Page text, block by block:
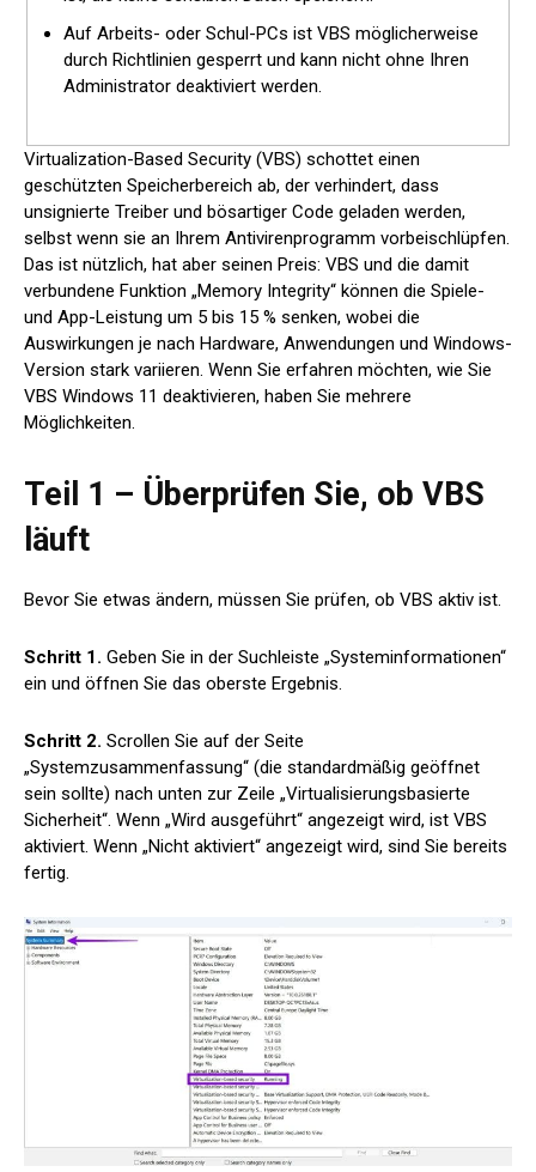
Auf Arbeits- oder Schul-PCs ist VBS möglicherweise
durch Richtlinien gesperrt und kann nicht ohne Ihren
Administrator deaktiviert werden.
Virtualization-Based Security (VBS) schottet einen
geschützten Speicherbereich ab, der verhindert, dass
unsignierte Treiber und bösartiger Code geladen werden,
selbst wenn sie an Ihrem Antivirenprogramm vorbeischlüpfen.
Das ist nützlich, hat aber seinen Preis: VBS und die damit
verbundene Funktion „Memory Integrity“ können die Spiele-
und App-Leistung um 5 bis 15 % senken, wobei die
Auswirkungen je nach Hardware, Anwendungen und Windows-
Version stark variieren. Wenn Sie erfahren möchten, wie Sie
VBS Windows 11 deaktivieren, haben Sie mehrere
Möglichkeiten.
Teil 1 – Überprüfen Sie, ob VBS
läuft
Bevor Sie etwas ändern, müssen Sie prüfen, ob VBS aktiv ist.
Schritt 1. Geben Sie in der Suchleiste „Systeminformationen“
ein und öffnen Sie das oberste Ergebnis.
Schritt 2. Scrollen Sie auf der Seite
„Systemzusammenfassung“ (die standardmäßig geöffnet
sein sollte) nach unten zur Zeile „Virtualisierungsbasierte
Sicherheit“. Wenn „Wird ausgeführt“ angezeigt wird, ist VBS
aktiviert. Wenn „Nicht aktiviert“ angezeigt wird, sind Sie bereits
fertig.